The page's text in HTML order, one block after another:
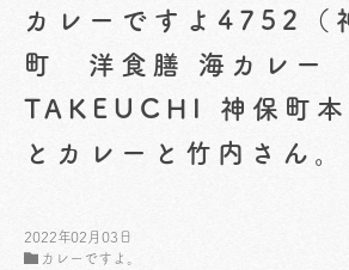
カレーですよ4752（
町 洋食膳 海カレー
TAKEUCHI 神保町本
とカレーと竹内さん。
2022年02月03日
カレーですよ。